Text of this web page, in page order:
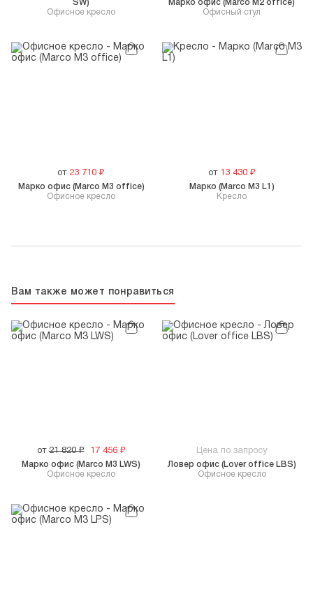
Офисное кресло
SW)
Офисный стул
Марко офис (Marco M2 office)
от 23 710 ₽
Офисное кресло
Марко офис (Marco M3 office)
от 13 430₽
Кресло
Марко (Marco M3 L1)
Вам также может понравиться
от 21 820₽ 17 456₽
Офисное кресло
Марко офис (Marco M3 LWS)
Цена по запросу
Офисное кресло
Ловер офис (Lover office LBS)